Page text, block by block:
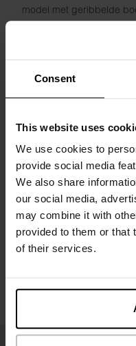
Consent
This website uses
We use cookies to
provide social media
We also share
our social media,
may combine it with
provided to them or that
of their services.
model met geribbelde
Materiaal: 100%
Specificatie
Maatgids
Wasvoorschriften
Beoordelingen